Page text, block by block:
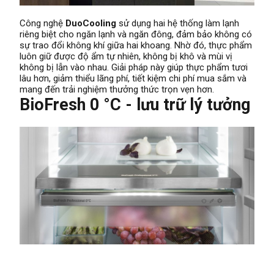
Công nghệ DuoCooling sử dụng hai hệ thống làm lạnh
riêng biệt cho ngăn lạnh và ngăn đông, đảm bảo không có
sự trao đổi không khí giữa hai khoang. Nhờ đó, thực phẩm
luôn giữ được độ ẩm tự nhiên, không bị khô và mùi vị
không bị lẫn vào nhau. Giải pháp này giúp thực phẩm tươi
lâu hơn, giảm thiểu lãng phí, tiết kiệm chi phí mua sắm và
mang đến trải nghiệm thưởng thức trọn vẹn hơn.
BioFresh 0 °C - lưu trữ lý tưởng